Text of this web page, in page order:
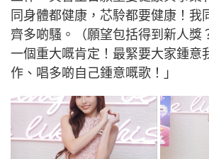
同身體都健康，芯駖都要健康！我
齊多啲騷。（願望包括得到新人獎
一個重大嘅肯定！最緊要大家鍾意
作、唱多啲自己鍾意嘅歌！」